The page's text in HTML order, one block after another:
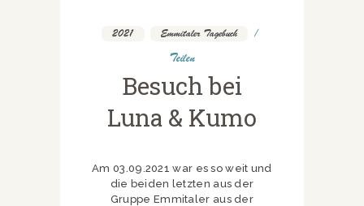
2021 Emmitaler Tagebuch
Teilen
Besuch bei
Luna & Kumo
Am 03.09.2021 war es so weit und
die beiden letzten aus der
Gruppe Emmitaler aus der